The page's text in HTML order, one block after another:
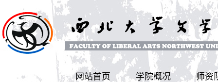
网站首页 学院概况 师资